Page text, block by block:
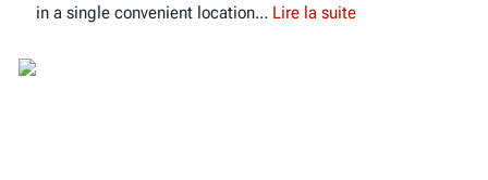
in a single convenient location Lire la suite